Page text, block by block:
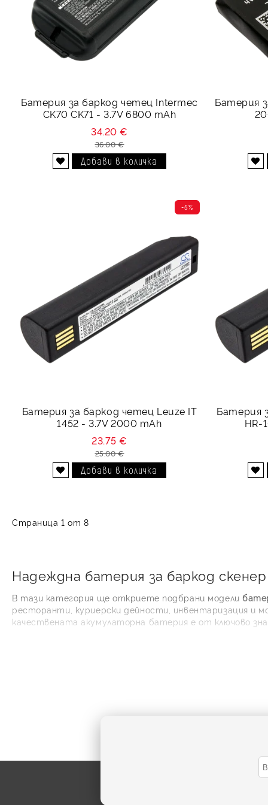
Батерия за баркод четец Intermec
CK70 CK71 - 3.7V 6800 mAh
34.20 €
36.00 €
Батерия
Батерия за баркод четец Leuze IT
1452 - 3.7V 2000 mAh
-5%
23.75 €
25.00 €
Батерия
HR-
Страница 1 от 8
Надеждна батерия за баркод
В тази категория ще откриете подбрани модели
ресторанти, куриерски дейности, инвентаризация и
качествената акумулаторна батерия е от ключово
Проверете
Сравнете